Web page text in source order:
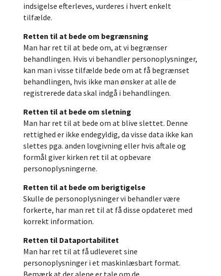
indsigelse efterleves, vurderes i hvert enkelt
tilfælde.
Retten til at bede om begrænsning
Man har ret til at bede om, at vi begrænser
behandlingen. Hvis vi behandler personoplysninger,
kan man i visse tilfælde bede om at få begrænset
behandlingen, hvis ikke man ønsker at alle de
registrerede data skal indgå i behandlingen.
Retten til at bede om sletning
Man har ret til at bede om at blive slettet. Denne
rettighed er ikke endegyldig, da visse data ikke kan
slettes pga. anden lovgivning eller hvis aftale og
formål giver kirken ret til at opbevare
personoplysningerne.
Retten til at bede om berigtigelse
Skulle de personoplysninger vi behandler være
forkerte, har man ret til at få disse opdateret med
korrekt information.
Retten til Dataportabilitet
Man har ret til at få udleveret sine
personoplysninger i et maskinlæsbart format.
Bemærk at der alene er tale om de